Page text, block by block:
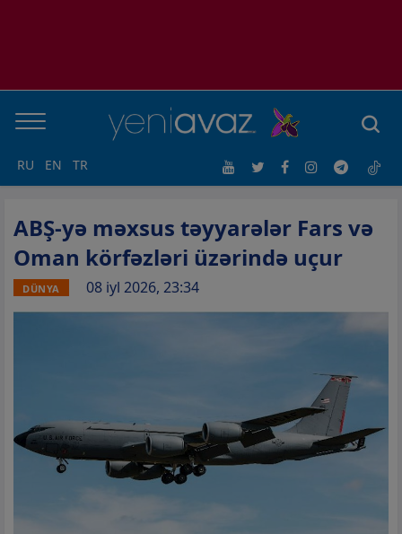
RU EN TR
ABŞ-yə məxsus təyyarələr Fars və
Oman körfəzləri üzərində uçur
DÜNYA 08 iyl 2026, 23:34